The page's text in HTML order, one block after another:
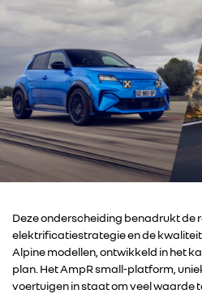
Deze onderscheiding benadrukt de
elektrificatiestrategie en de kwaliteit
Alpine modellen, ontwikkeld in het
plan. Het AmpR small-platform,
voertuigen in staat om veel waarde